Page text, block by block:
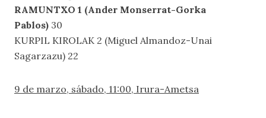
RAMUNTXO 1 (Ander Monserrat-Gorka
Pablos) 30
KURPIL KIROLAK 2 (Miguel Almandoz-Unai
Sagarzazu) 22
9 de marzo, sábado, 11:00, Irura-Ametsa